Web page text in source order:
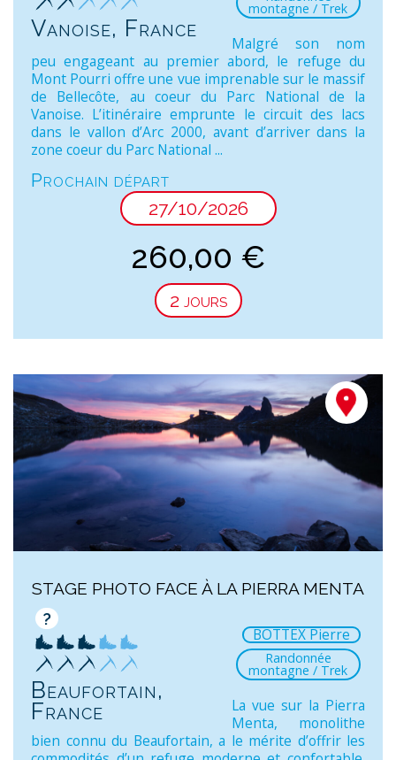
Vanoise, France
montagne / Trek
Malgré son nom
peu engageant au premier abord, le refuge du
Mont Pourri offre une vue imprenable sur le massif
de Bellecôte, au coeur du Parc National de la
Vanoise. L’itinéraire emprunte le circuit des lacs
dans le vallon d’Arc 2000, avant d’arriver dans la
zone coeur du Parc National ...
Prochain départ
27/10/2026
260,00 €
2 jours
STAGE PHOTO FACE À LA PIERRA MENTA
?
Beaufortain,
France
BOTTEX Pierre
Randonnée
montagne / Trek
La vue sur la Pierra
Menta, monolithe
bien connu du Beaufortain, a le mérite d’offrir les